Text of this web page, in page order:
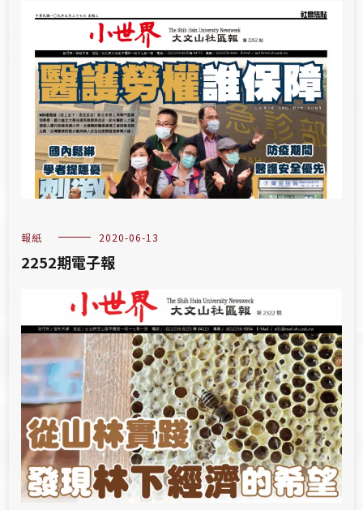
報紙 2020-06-13
2252期電子報